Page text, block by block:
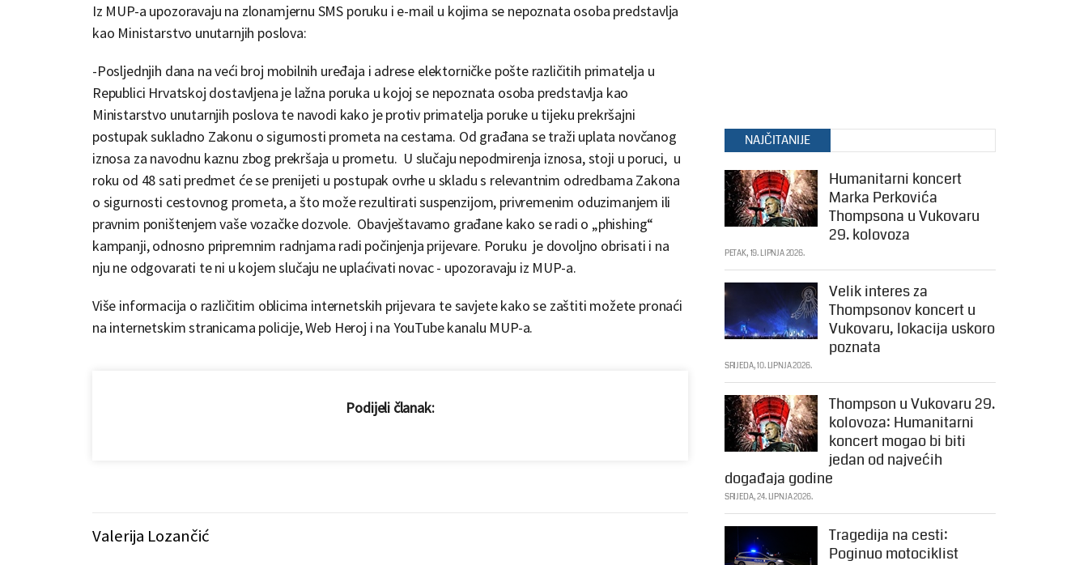
Iz MUP-a upozoravaju na zlonamjernu SMS poruku i e-mail u kojima se nepoznata osoba predstavlja
kao Ministarstvo unutarnjih poslova:
-Posljednjih dana na veći broj mobilnih uređaja i adrese elektorničke pošte različitih primatelja u
Republici Hrvatskoj dostavljena je lažna poruka u kojoj se nepoznata osoba predstavlja kao
Ministarstvo unutarnjih poslova te navodi kako je protiv primatelja poruke u tijeku prekršajni
postupak sukladno Zakonu o sigurnosti prometa na cestama. Od građana se traži uplata novčanog
iznosa za navodnu kaznu zbog prekršaja u prometu. U slučaju nepodmirenja iznosa, stoji u poruci, u
roku od 48 sati predmet će se prenijeti u postupak ovrhe u skladu s relevantnim odredbama Zakona
o sigurnosti cestovnog prometa, a što može rezultirati suspenzijom, privremenim oduzimanjem ili
pravnim poništenjem vaše vozačke dozvole. Obavještavamo građane kako se radi o „phishing“
kampanji, odnosno pripremnim radnjama radi počinjenja prijevare. Poruku je dovoljno obrisati i na
nju ne odgovarati te ni u kojem slučaju ne uplaćivati novac - upozoravaju iz MUP-a.
Više informacija o različitim oblicima internetskih prijevara te savjete kako se zaštiti možete pronaći
na internetskim stranicama policije, Web Heroj i na YouTube kanalu MUP-a.
Podijeli članak:
Valerija Lozančić
NAJČITANIJE
Humanitarni koncert
Marka Perkovića
Thompsona u Vukovaru
29. kolovoza
PETAK, 19. LIPNJA 2026.
Velik interes za
Thompsonov koncert u
Vukovaru, lokacija uskoro
poznata
SRIJEDA, 10. LIPNJA 2026.
Thompson u Vukovaru 29.
kolovoza: Humanitarni
koncert mogao bi biti
jedan od najvećih
događaja godine
SRIJEDA, 24. LIPNJA 2026.
Tragedija na cesti:
Poginuo motociklist